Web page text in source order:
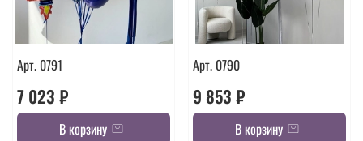
Арт. 0791
7 023 ₽
В корзину
Арт. 0790
9 853 ₽
В корзину